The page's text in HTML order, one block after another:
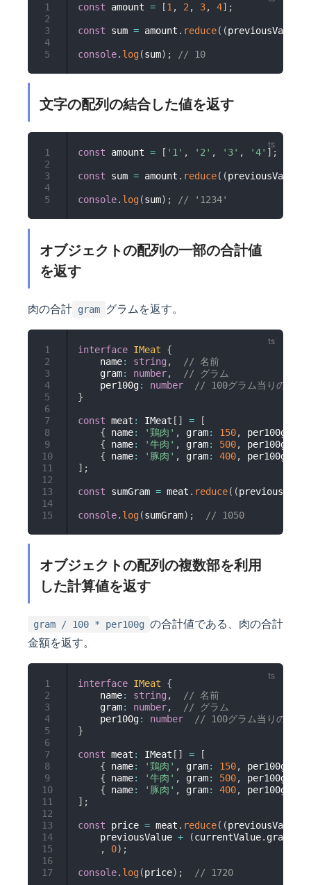
const amount = [1 , 2 , 3, 4] ;
const sum = amount . reduce( (previousValue
console. log(sum) ; // 10
1
2
3
4
5
文字の配列の結合した値を返す
const amount = [ '1' , '2' , '3' , '4' ] ;
const sum = amount . reduce( (previousValue
console. log(sum) ; // '1234'
1
2
3
4
5
オブジェクトの配列の一部の合計値
を返す
肉の合計 gram グラムを返す。
interface IMeat
{
    name
: string ,
// 名前
    gram
: number,
// グラム
    per100g
: number
// 100グラム当りの価格
}
const meat : IMeat [ ] =
[
{ name: '鶏肉' , gram: 150, per100g
{ name: '牛肉' , gram: 500, per100g
{ name: '豚肉' , gram: 400, per100g
] ;
const sumGram = meat . reduce( (previousValue
console. log(sumGram) ; // 1050
1
2
3
4
5
6
7
8
9
10
11
12
13
14
15
オブジェクトの配列の複数部を利用
した計算値を返す
gram / 100 * per100g の合計値である、肉の合計
金額を返す。
interface IMeat
{
    name
: string ,
// 名前
    gram
: number,
// グラム
    per100g
: number
// 100グラム当りの価格
}
const meat : IMeat [ ] =
[
{ name: '鶏肉' , gram: 150, per100g
{ name: '牛肉' , gram: 500, per100g
{ name: '豚肉' , gram: 400, per100g
] ;
const price = meat . reduce( (previousValue
    previousValue
+ (currentValue. gram
,
0) ;
console. log(price) ; // 1720
1
2
3
4
5
6
7
8
9
10
11
12
13
14
15
16
17